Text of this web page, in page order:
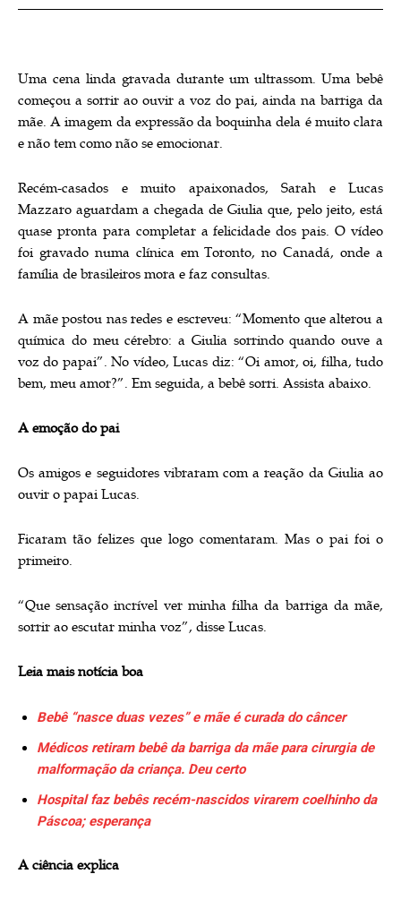
Uma cena linda gravada durante um ultrassom. Uma bebê
começou a sorrir ao ouvir a voz do pai, ainda na barriga da
mãe. A imagem da expressão da boquinha dela é muito clara
e não tem como não se emocionar.
Recém-casados e muito apaixonados, Sarah e Lucas
Mazzaro aguardam a chegada de Giulia que, pelo jeito, está
quase pronta para completar a felicidade dos pais. O vídeo
foi gravado numa clínica em Toronto, no Canadá, onde a
família de brasileiros mora e faz consultas.
A mãe postou nas redes e escreveu: “Momento que alterou a
química do meu cérebro: a Giulia sorrindo quando ouve a
voz do papai”. No vídeo, Lucas diz: “Oi amor, oi, filha, tudo
bem, meu amor?”. Em seguida, a bebê sorri. Assista abaixo.
A emoção do pai
Os amigos e seguidores vibraram com a reação da Giulia ao
ouvir o papai Lucas.
Ficaram tão felizes que logo comentaram. Mas o pai foi o
primeiro.
“Que sensação incrível ver minha filha da barriga da mãe,
sorrir ao escutar minha voz”, disse Lucas.
Leia mais notícia boa
Bebê “nasce duas vezes” e mãe é curada do câncer
Médicos retiram bebê da barriga da mãe para cirurgia de
malformação da criança. Deu certo
Hospital faz bebês recém-nascidos virarem coelhinho da
Páscoa; esperança
A ciência explica